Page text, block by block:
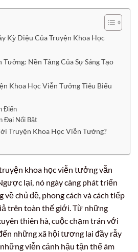
Kỳ Diệu Của Truyện Khoa Học
Nền Tảng Của Sự Sáng Tạo
Khoa Học Viễn Tưởng Tiêu Biểu
Điển
Đại Nổi Bật
Truyện Khoa Học Viễn Tưởng?
khoa học viễn tưởng vẫn
lại, nó ngày càng phát triển
về chủ đề, phong cách và cách tiếp
trên toàn thế giới. Từ những
thiên hà, cuộc chạm trán với
những xã hội tương lai đầy rẫy
viễn cảnh hậu tận thế ám